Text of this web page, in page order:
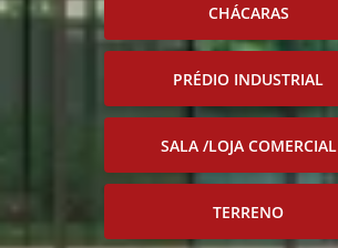
CHÁCARAS
PRÉDIO INDUSTRIAL
SALA /LOJA COMERCIAL
TERRENO